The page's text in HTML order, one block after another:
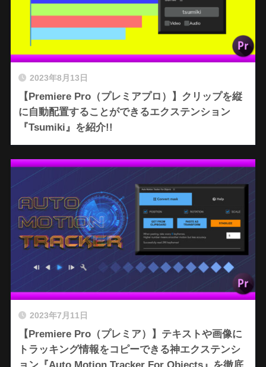
2023年8月13日
【Premiere Pro（プレミアプロ）】クリップを縦
に自動配置することができるエクステンション
『Tsumiki』を紹介!!
2023年7月11日
【Premiere Pro（プレミア）】テキストや画像に
トラッキング情報をコピーできる神エクステンシ